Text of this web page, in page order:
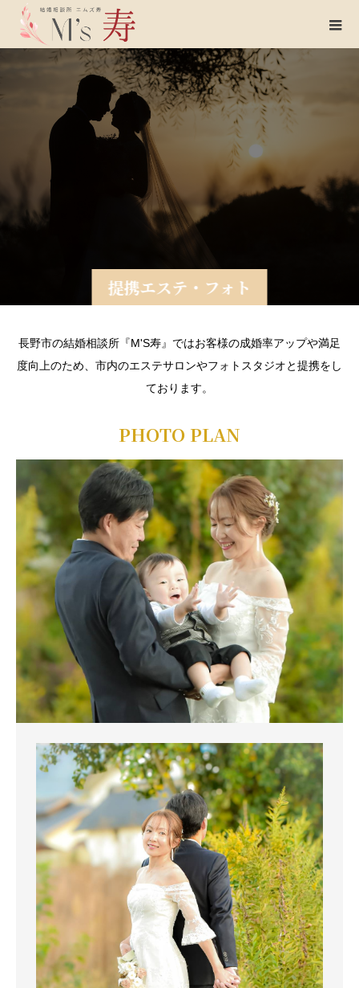
提携エステ・フォト
長野市の結婚相談所『M'S寿』ではお客様の成婚率アップや満足
度向上のため、市内のエステサロンやフォトスタジオと提携をし
ております。
PHOTO PLAN